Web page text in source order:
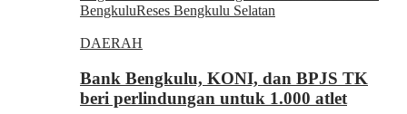
BengkuluReses Bengkulu Selatan
DAERAH
Bank Bengkulu, KONI, dan BPJS TK
beri perlindungan untuk 1.000 atlet